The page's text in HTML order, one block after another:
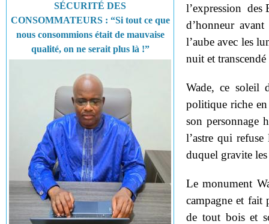
SÉCURITÉ DES
CONSOMMATEURS : “Si tout ce que
nous consommions était de mauvaise
qualité, on ne serait plus là !”
l’expression des
d’honneur
l’aube avec les
nuit et
Wade, ce soleil
politique riche
son personnage
l’astre qui
duquel gravite
Le monument
campagne et fait
de tout bois et